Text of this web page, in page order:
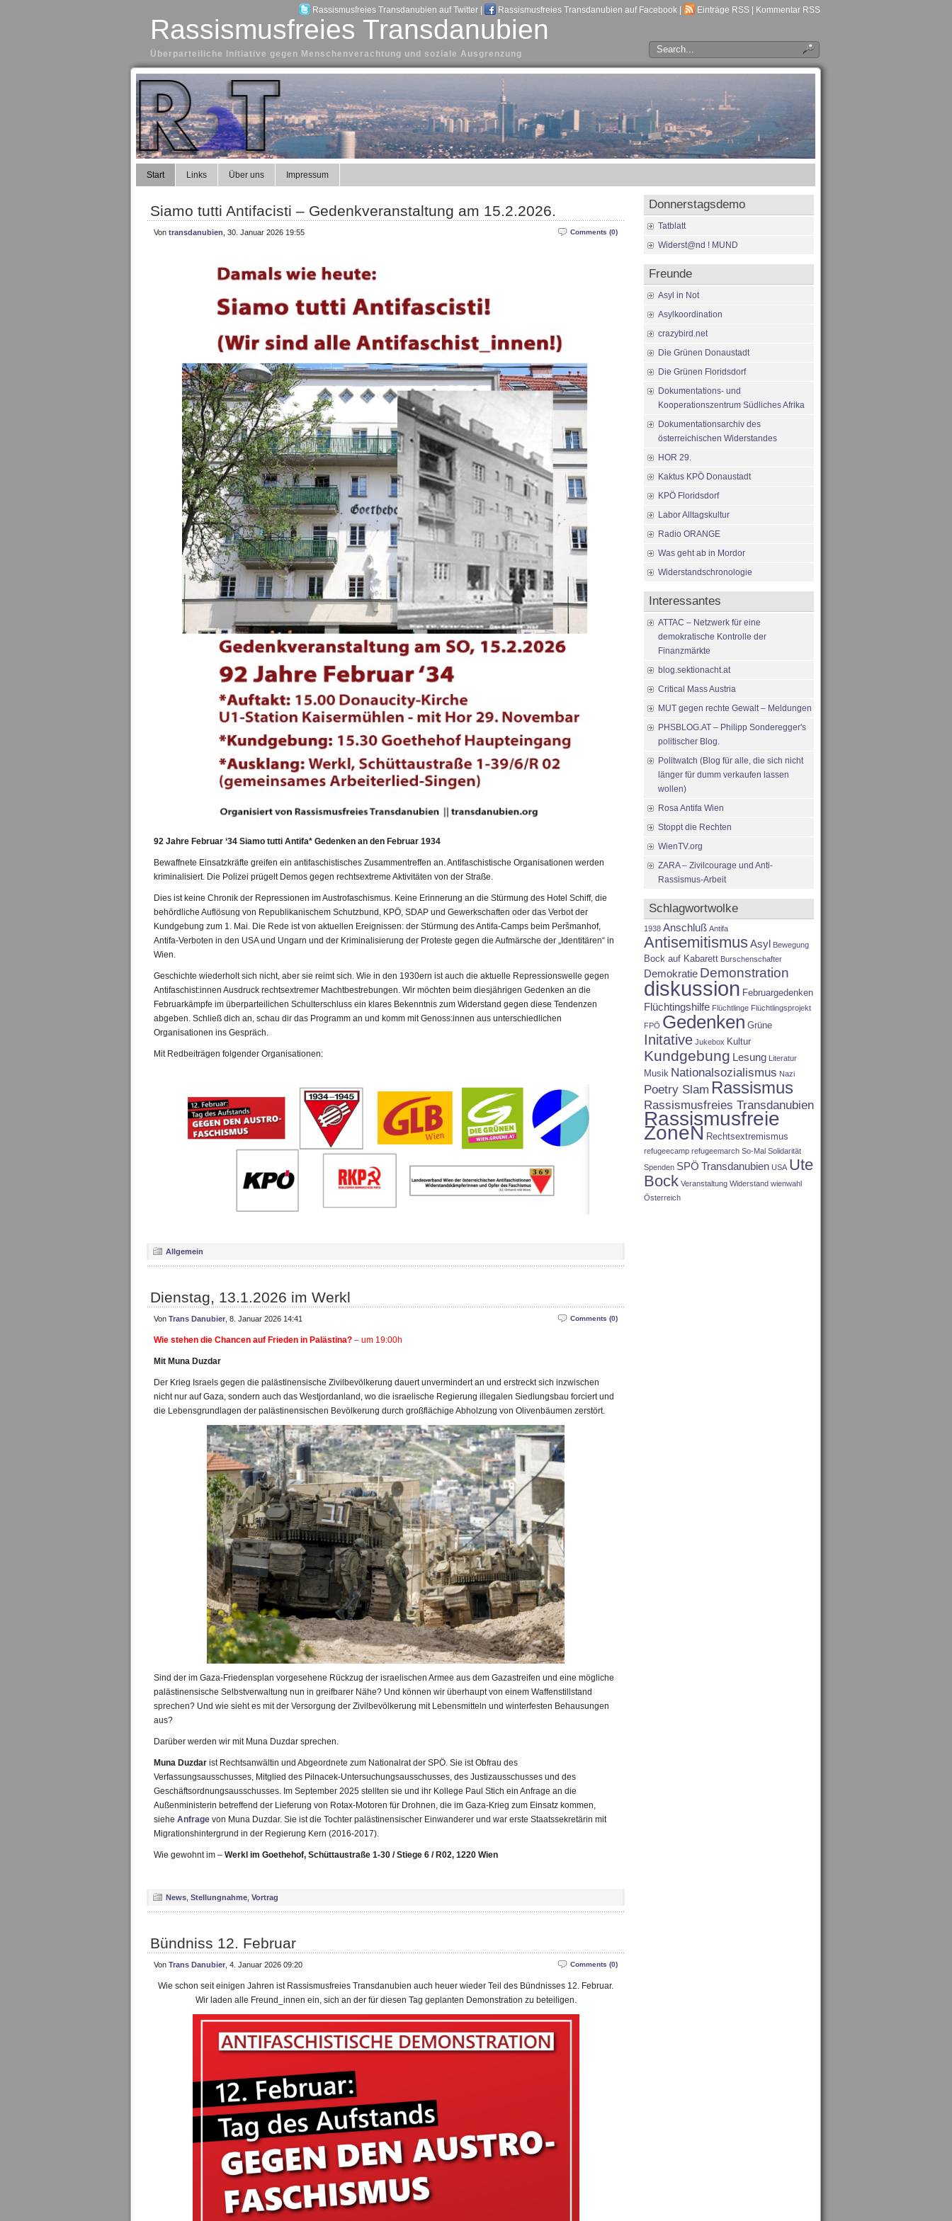
Rassismusfreies Transdanubien auf Twitter Rassismusfreies Transdanubien auf Facebook Einträge RSS Kommentar RSS
Rassismusfreies Transdanubien
Überparteiliche Initiative gegen Menschenverachtung und soziale Ausgrenzung
Start Links Über uns Impressum
Siamo tutti Antifacisti – Gedenkveranstaltung am 15.2.2026.
Comments (0)
Von transdanubien , 30. Januar 2026 19:55
92 Jahre Februar ‘34 Siamo tutti Antifa* Gedenken an den Februar 1934
Bewaffnete Einsatzkräfte greifen ein antifaschistisches Zusammentreffen an. Antifaschistische Organisationen werden
kriminalisiert. Die Polizei prügelt Demos gegen rechtsextreme Aktivitäten von der Straße.
Dies ist keine Chronik der Repressionen im Austrofaschismus. Keine Erinnerung an die Stürmung des Hotel Schiff, die
behördliche Auflösung von Republikanischem Schutzbund, KPÖ, SDAP und Gewerkschaften oder das Verbot der
Kundgebung zum 1. Mai. Die Rede ist von aktuellen Ereignissen: der Stürmung des Antifa-Camps beim Peršmanhof,
Antifa-Verboten in den USA und Ungarn und der Kriminalisierung der Proteste gegen die Aufmärsche der „Identitären“ in
Wien.
Geschichte wiederholt sich nicht, aber sie reimt sich. Wie in den 1930ern ist auch die aktuelle Repressionswelle gegen
Antifaschist:innen Ausdruck rechtsextremer Machtbestrebungen. Wir möchten beim diesjährigen Gedenken an die
Februarkämpfe im überparteilichen Schulterschluss ein klares Bekenntnis zum Widerstand gegen diese Tendenzen
abgeben. Schließ dich an, schau dir das Programm an und komm mit Genoss:innen aus unterschiedlichen
Organisationen ins Gespräch.
Mit Redbeiträgen folgender Organisationen:
Allgemein
Dienstag, 13.1.2026 im Werkl
Comments (0)
Von Trans Danubier , 8. Januar 2026 14:41
Wie stehen die Chancen auf Frieden in Palästina? – um 19:00h
Mit Muna Duzdar
Der Krieg Israels gegen die palästinensische Zivilbevölkerung dauert unvermindert an und erstreckt sich inzwischen
nicht nur auf Gaza, sondern auch das Westjordanland, wo die israelische Regierung illegalen Siedlungsbau forciert und
die Lebensgrundlagen der palästinensischen Bevölkerung durch großflächige Abholzung von Olivenbäumen zerstört.
Sind der im Gaza-Friedensplan vorgesehene Rückzug der israelischen Armee aus dem Gazastreifen und eine mögliche
palästinensische Selbstverwaltung nun in greifbarer Nähe? Und können wir überhaupt von einem Waffenstillstand
sprechen? Und wie sieht es mit der Versorgung der Zivilbevölkerung mit Lebensmitteln und winterfesten Behausungen
aus?
Darüber werden wir mit Muna Duzdar sprechen.
Muna Duzdar ist Rechtsanwältin und Abgeordnete zum Nationalrat der SPÖ. Sie ist Obfrau des
Verfassungsausschusses, Mitglied des Pilnacek-Untersuchungsausschusses, des Justizausschusses und des
Geschäftsordnungsausschusses. Im September 2025 stellten sie und ihr Kollege Paul Stich ein Anfrage an die
Außenministerin betreffend der Lieferung von Rotax-Motoren für Drohnen, die im Gaza-Krieg zum Einsatz kommen,
siehe Anfrage von Muna Duzdar. Sie ist die Tochter palästinensischer Einwanderer und war erste Staatssekretärin mit
Migrationshintergrund in der Regierung Kern (2016-2017).
Wie gewohnt im – Werkl im Goethehof, Schüttaustraße 1-30 / Stiege 6 / R02, 1220 Wien
News Stellungnahme Vortrag
Bündniss 12. Februar
Comments (0)
Von Trans Danubier , 4. Januar 2026 09:20
Wie schon seit einigen Jahren ist Rassismusfreies Transdanubien auch heuer wieder Teil des Bündnisses 12. Februar.
Wir laden alle Freund_innen ein, sich an der für diesen Tag geplanten Demonstration zu beteiligen.
Donnerstagsdemo
Tatblatt
Widerst@nd ! MUND
Freunde
Asyl in Not
Asylkoordination
crazybird.net
Die Grünen Donaustadt
Die Grünen Floridsdorf
Dokumentations- und
Kooperationszentrum Südliches Afrika
Dokumentationsarchiv des
österreichischen Widerstandes
HOR 29.
Kaktus KPÖ Donaustadt
KPÖ Floridsdorf
Labor Alltagskultur
Radio ORANGE
Was geht ab in Mordor
Widerstandschronologie
Interessantes
ATTAC – Netzwerk für eine
demokratische Kontrolle der
Finanzmärkte
blog.sektionacht.at
Critical Mass Austria
MUT gegen rechte Gewalt – Meldungen
PHSBLOG.AT – Philipp Sonderegger's
politischer Blog.
Politwatch (Blog für alle, die sich nicht
länger für dumm verkaufen lassen
wollen)
Rosa Antifa Wien
Stoppt die Rechten
WienTV.org
ZARA – Zivilcourage und Anti-
Rassismus-Arbeit
Schlagwortwolke
1938 Anschluß Antifa
AntisemitismusAsyl Bewegung
Bock auf Kabarett Burschenschafter
Demokratie Demonstration
diskussion Februargedenken
Flüchtingshilfe Flüchtlinge Flüchtlingsprojekt
FPÖ Gedenken Grüne
Initative Jukebox Kultur
Kundgebung Lesung Literatur
Musik Nationalsozialismus Nazi
Poetry Slam Rassismus
Rassismusfreies Transdanubien
Rassismusfreie
ZoneN Rechtsextremismus
refugeecamp refugeemarch So-Mal Solidarität
Spenden SPÖ Transdanubien USA Ute
Bock Veranstaltung Widerstand wienwahl
Österreich